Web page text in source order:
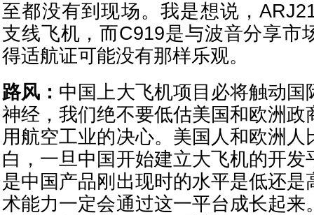
至都没有到现场。我是想说，
支线飞机，而C919是与波音分享市
得适航证可能没有那样乐观。
路风： 中国上大飞机项目必将触动国
神经，我们绝不要低估美国和欧洲政
用航空工业的决心。美国人和欧洲人
白，一旦中国开始建立大飞机的开发
是中国产品刚出现时的水平是低还是
术能力一定会通过这一平台成长起来